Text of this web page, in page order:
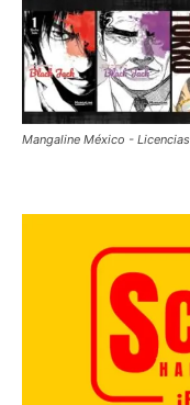
Mangaline México - Licencias